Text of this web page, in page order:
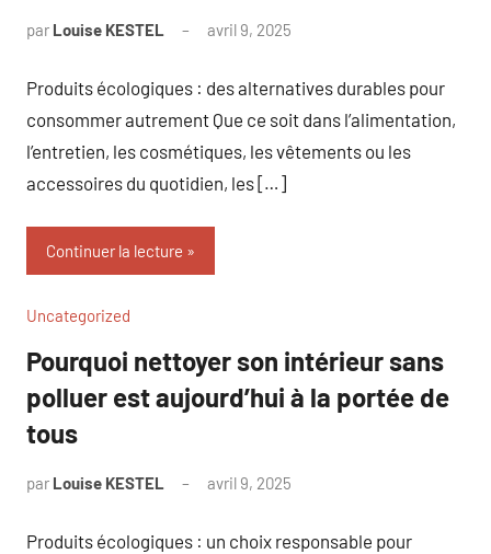
par Louise KESTEL avril 9, 2025
Produits écologiques : des alternatives durables pour
consommer autrement Que ce soit dans l’alimentation,
l’entretien, les cosmétiques, les vêtements ou les
accessoires du quotidien, les […]
Continuer la lecture
Uncategorized
Pourquoi nettoyer son intérieur sans
polluer est aujourd’hui à la portée de
tous
par Louise KESTEL avril 9, 2025
Produits écologiques : un choix responsable pour